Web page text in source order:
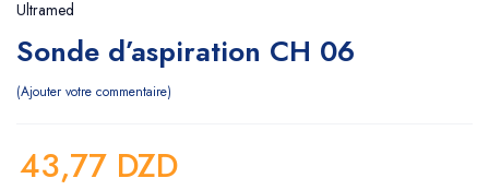
Ultramed
Sonde d’aspiration CH 06
Ajouter votre commentaire
43,77 DZD